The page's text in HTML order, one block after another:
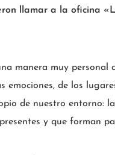
llamar a la oficina
manera muy
emociones, de los
de nuestro entorno:
y que forman